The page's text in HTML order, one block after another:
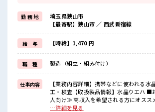
派手過ぎなければ髪型や髪色自由♪
(規定有)制服があると毎日の服選びに悩まずOK♪
≪未経験の方も大カンゲイ≫
新しいことにチャレンジするのは不安だけど、
しっかり働く環境が整っています！
イチからスキルUP・ステップUP目指していきまし
≪収入アップを目指せる≫
高時給だらけの派遣のお仕事です！
■職場の雰囲気
キバツ過ぎなければ髪色・髪型は自由！
あなたの個性を大事にできます♪
活気あふれる20代活躍中の職場です☆
勤 務 地
埼玉県狭山市
【最寄駅】狭山市 ／ 西武新宿線
給 与 【時給】1,470 円
職 種 製造（組立・組み付け）
仕事内容
【業務内容詳細】携帯などに使われる水
工・検査【取扱製品情報】水晶ウエハ ■お仕事PR ≪稼ぎたい
人向け≫ 高収入を希望される方にオスス
以上あります♪ ≪モチベーションもUP≫
…詳細を見る